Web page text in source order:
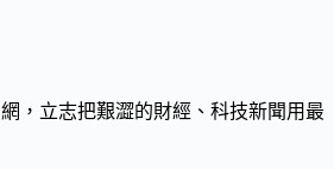
，立志把艱澀的財經、科技新聞用最